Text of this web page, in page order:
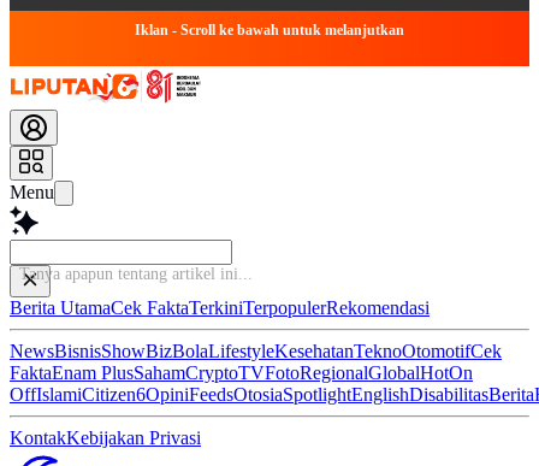
Iklan - Scroll ke bawah untuk melanjutkan
Menu
Tanya apap
Berita UtamaCek FaktaTerkiniTerpopulerRekomendasi
NewsBisnisShowBizBolaLifestyleKesehatanTeknoOtomotifCek
FaktaEnam PlusSahamCryptoTVFotoRegionalGlobalHotOn
OffIslamiCitizen6OpiniFeedsOtosiaSpotlightEnglishDisabilitasBerita
KontakKebijakan Privasi